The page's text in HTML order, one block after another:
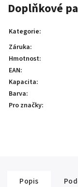
Doplňkové
Kategorie:
Záruka:
Hmotnost:
EAN:
Kapacita:
Barva:
Pro značky:
Popis